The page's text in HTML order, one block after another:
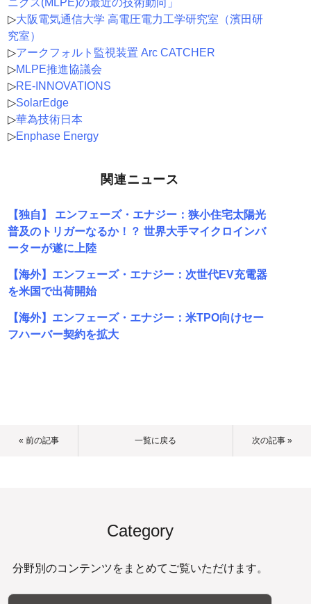
ニクス(MLPE)の最近の技術動向」
▷大阪電気通信大学 高電圧電力工学研究室（濱田研
究室）
▷アークフォルト監視装置 Arc CATCHER
▷MLPE推進協議会
▷RE-INNOVATIONS
▷SolarEdge
▷華為技術日本
▷Enphase Energy
関連ニュース
【独自】 エンフェーズ・エナジー：狭小住宅太陽光
普及のトリガーなるか！？ 世界大手マイクロインバ
ーターが遂に上陸
【海外】エンフェーズ・エナジー：次世代EV充電器
を米国で出荷開始
【海外】エンフェーズ・エナジー：米TPO向けセー
フハーバー契約を拡大
« 前の記事 一覧に戻る 次の記事 »
Category
分野別のコンテンツをまとめてご覧いただけます。